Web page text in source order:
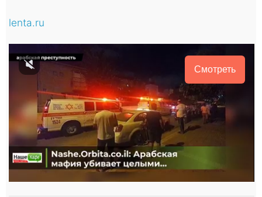
lenta.ru
Смотреть